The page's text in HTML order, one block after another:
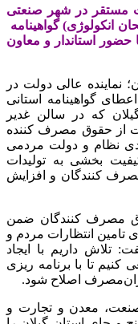
گیلان از جمله ۲ شرکت مستقر در شهر صنعتی
گواهینامه
استاندار و معاون
نماینده عالی دولت در
گواهینامه استانی
که در سالن غدیر
از حقوق مصرف کننده
نظام و دولت مردمی
بخشی به تولیدات
کنندگان و افزایش
مصرف کنندگان ضمن
تامین انتظارات مردم و
تلاش داریم با ایجاد
کنیم تا با برنامه ریزی
اصلاح شود.
صنعت، معدن و تجارت و